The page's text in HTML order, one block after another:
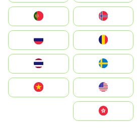
Nederland
Portugal
România
Slovensko
United States
Vietnam